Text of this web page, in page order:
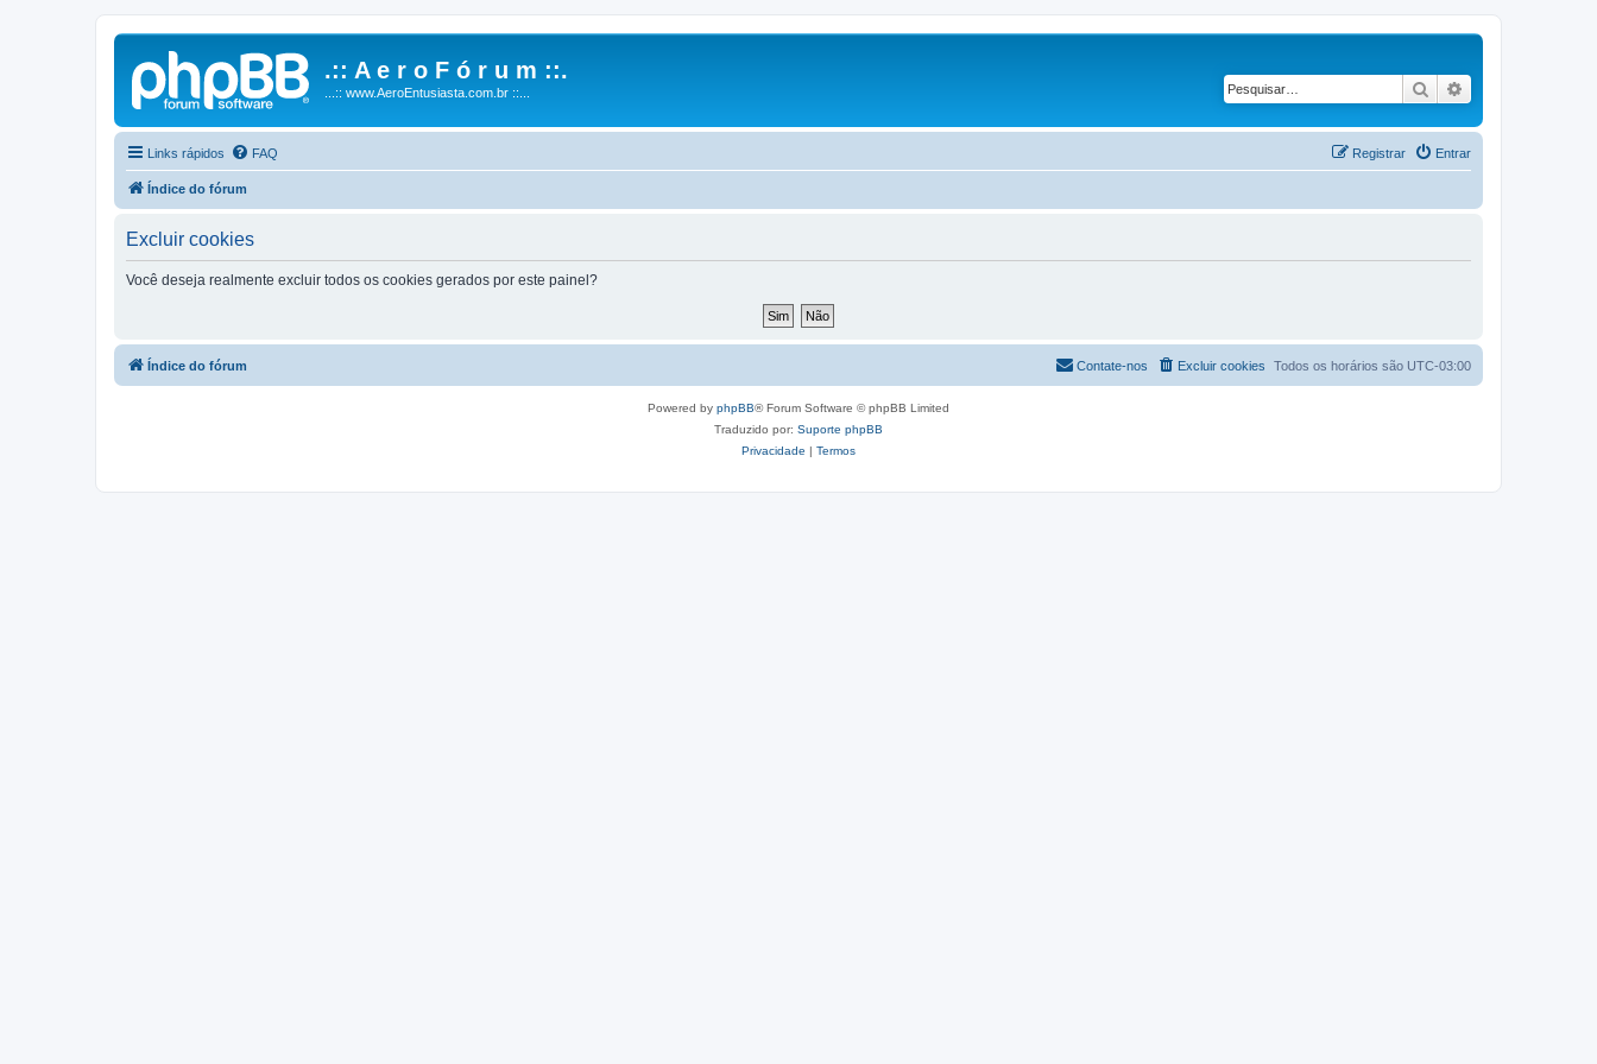
.:: A e r o F ó r u m ::.
...:: www.AeroEntusiasta.com.br ::... Pesquisar
Links rápidos FAQ Entrar
Registrar
Índice do fórum
Excluir cookies
Você deseja realmente excluir todos os cookies gerados por este painel?
Índice do fórum Todos os horários são UTC-03:00
Excluir cookies
Contate-nos
Powered by phpBB® Forum Software © phpBB Limited
Traduzido por: Suporte phpBB
Privacidade | Termos